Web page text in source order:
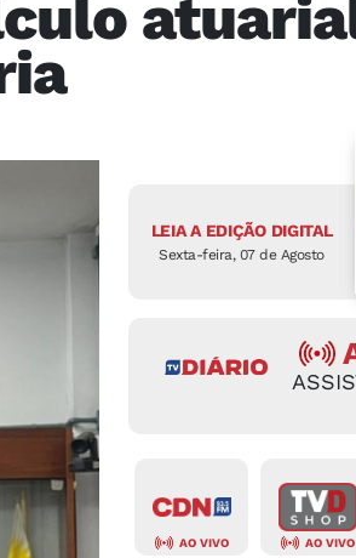
LEIA A EDIÇÃO DIGITAL
Sexta-feira, 07 de Agosto
AO VIVO AO VIVO